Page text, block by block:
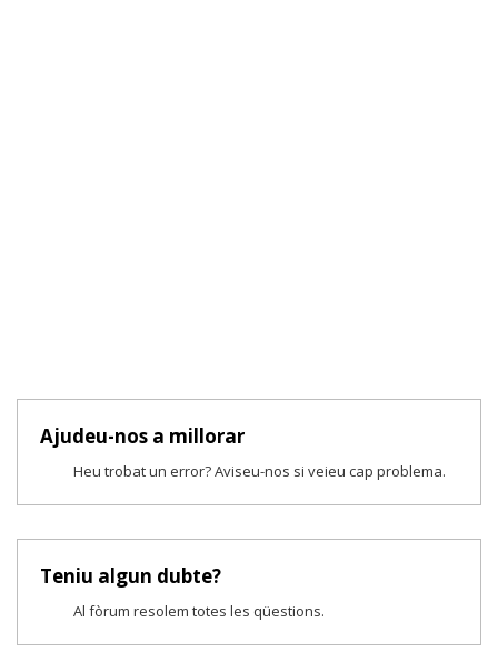
Ajudeu-nos a millorar
Heu trobat un error? Aviseu-nos si veieu cap problema.
Teniu algun dubte?
Al fòrum resolem totes les qüestions.